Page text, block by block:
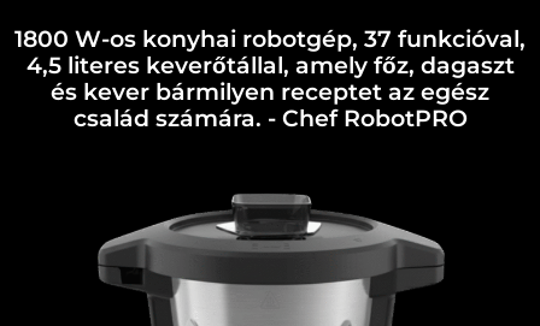
1800 W-os konyhai robotgép, 37 funkcióval,
4,5 literes keverőtállal, amely főz, dagaszt
és kever bármilyen receptet az egész
család számára. - Chef RobotPRO